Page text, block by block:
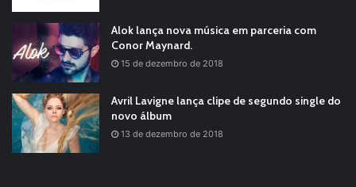
Alok lança nova música em parceria com
Conor Maynard.
15 de dezembro de 2018
Avril Lavigne lança clipe de segundo single do
novo álbum
13 de dezembro de 2018